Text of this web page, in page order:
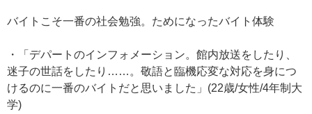
バイトこそ一番の社会勉強。ためになったバイト体験
・「デパートのインフォメーション。館内放送をしたり、
迷子の世話をしたり……。敬語と臨機応変な対応を身につ
けるのに一番のバイトだと思いました」(22歳/女性/4年制大
学)